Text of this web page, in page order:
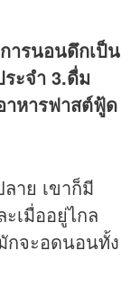
ารนอนดึกเป็น
ะจำ 3.ดื่ม
าหารฟาสต์ฟู้ด
าย เขาก็มี
เมื่ออยู่ไกล
กจะอดนอนทั้ง